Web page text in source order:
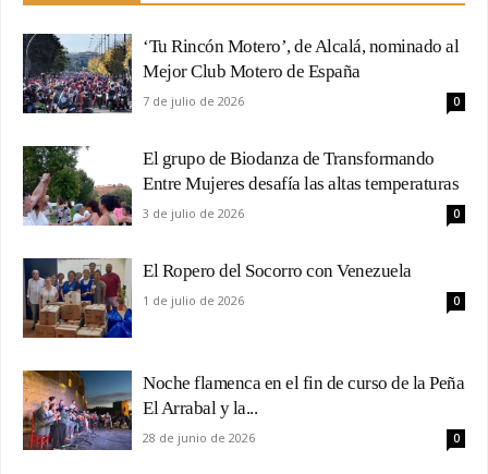
‘Tu Rincón Motero’, de Alcalá, nominado al
Mejor Club Motero de España
7 de julio de 2026 0
El grupo de Biodanza de Transformando
Entre Mujeres desafía las altas temperaturas
3 de julio de 2026 0
El Ropero del Socorro con Venezuela
1 de julio de 2026 0
Noche flamenca en el fin de curso de la Peña
El Arrabal y la...
28 de junio de 2026 0